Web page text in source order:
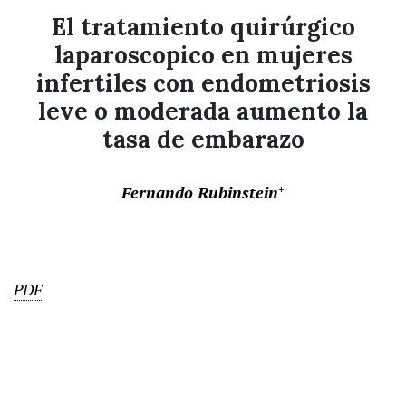
El tratamiento quirúrgico
laparoscopico en mujeres
infertiles con endometriosis
leve o moderada aumento la
tasa de embarazo
Fernando Rubinstein+
PDF